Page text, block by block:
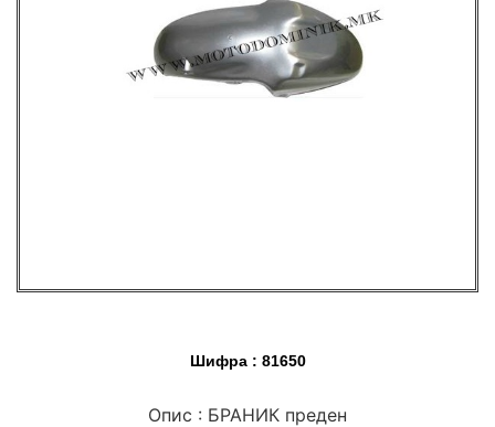
Шифра : 81650
Опис : БРАНИК преден